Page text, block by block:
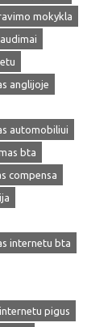
mokykla
anglijoje
automobiliui
bta
compensa
internetu bta
pigus